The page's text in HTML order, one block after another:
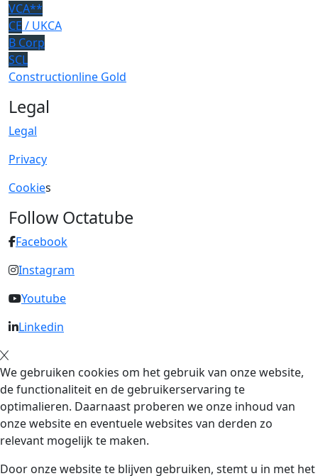
VCA**
CE / UKCA
B Corp
SCL
Constructionline Gold
Legal
Legal
Privacy
Cookies
Follow Octatube
Facebook
Instagram
Youtube
Linkedin
We gebruiken cookies om het gebruik van onze website,
de functionaliteit en de gebruikerservaring te
optimalieren. Daarnaast proberen we onze inhoud van
onze website en eventuele websites van derden zo
relevant mogelijk te maken.
Door onze website te blijven gebruiken, stemt u in met het